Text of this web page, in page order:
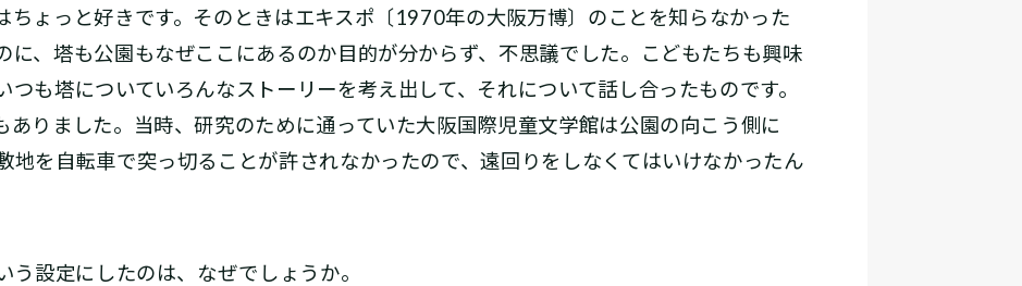
ちょっと好きです。そのときはエキスポ〔1970年の大阪万博〕のことを知らなかった
に、塔も公園もなぜここにあるのか目的が分からず、不思議でした。こどもたちも興味
つも塔についていろんなストーリーを考え出して、それについて話し合ったものです。
ありました。当時、研究のために通っていた大阪国際児童文学館は公園の向こう側に
地を自転車で突っ切ることが許されなかったので、遠回りをしなくてはいけなかったん
う設定にしたのは、なぜでしょうか。